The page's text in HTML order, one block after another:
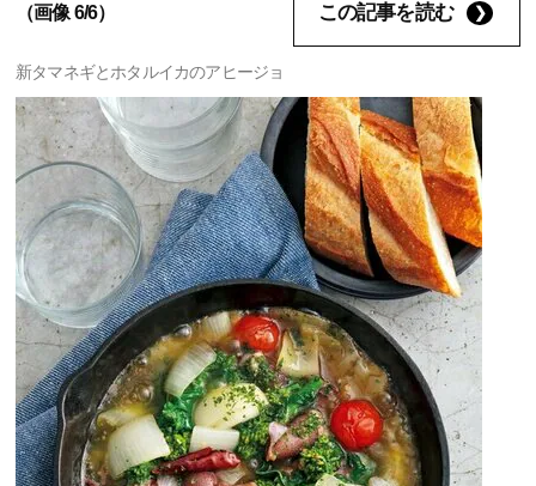
（画像 6/6） この記事を読む
新タマネギとホタルイカのアヒージョ